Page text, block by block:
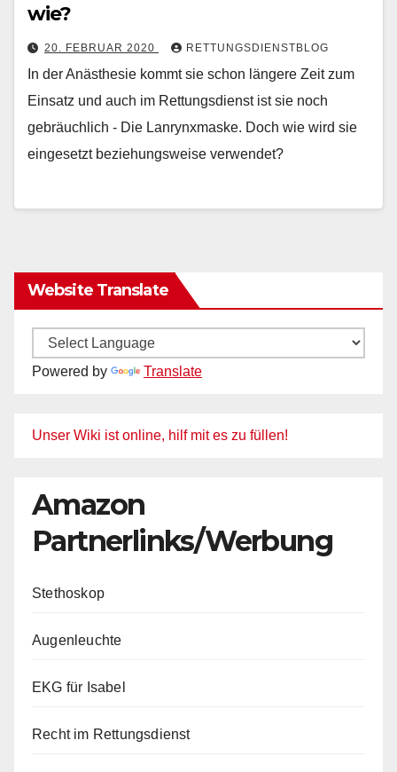
wie?
20. FEBRUAR 2020 RETTUNGSDIENSTBLOG
In der Anästhesie kommt sie schon längere Zeit zum
Einsatz und auch im Rettungsdienst ist sie noch
gebräuchlich - Die Lanrynxmaske. Doch wie wird sie
eingesetzt beziehungsweise verwendet?
Website Translate
Powered by Translate
Unser Wiki ist online, hilf mit es zu füllen!
Amazon
Partnerlinks/Werbung
Stethoskop
Augenleuchte
EKG für Isabel
Recht im Rettungsdienst